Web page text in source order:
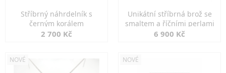
Stříbrný náhrdelník s
černým korálem
2 700 Kč
Unikátní stříbrná brož se
smaltem a říčními perlami
6 900 Kč
NOVÉ NOVÉ